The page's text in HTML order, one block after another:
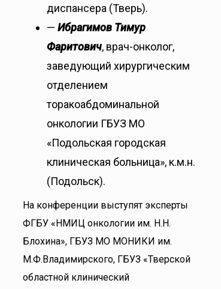
диспансера (Тверь).
— Ибрагимов Тимур
Фаритович, врач-онколог,
заведующий хирургическим
отделением
торакоабдоминальной
онкологии ГБУЗ МО
«Подольская городская
клиническая больница», к.м.н.
(Подольск).
На конференции выступят эксперты
ФГБУ «НМИЦ онкологии им. Н.Н.
Блохина», ГБУЗ МО МОНИКИ им.
М.Ф.Владимирского, ГБУЗ «Тверской
областной клинический